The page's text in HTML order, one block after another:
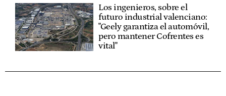
Los ingenieros, sobre el
futuro industrial valenciano:
"Geely garantiza el automóvil,
pero mantener Cofrentes es
vital"